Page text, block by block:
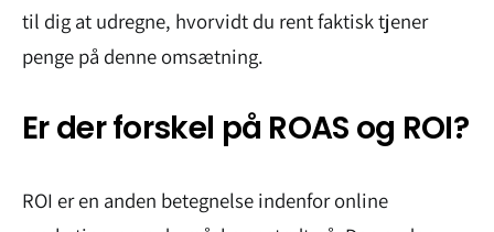
til dig at udregne, hvorvidt du rent faktisk tjener
penge på denne omsætning.
Er der forskel på ROAS og ROI?
ROI er en anden betegnelse indenfor online